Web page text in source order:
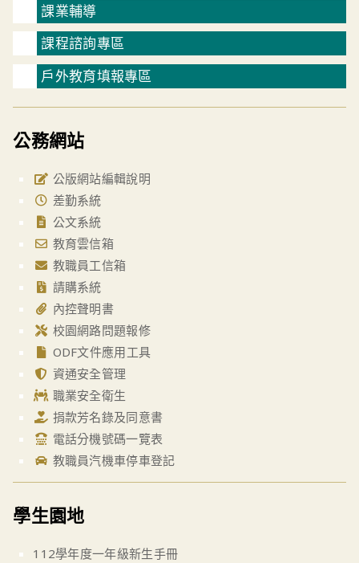
課業輔導
課程諮詢專區
戶外教育填報專區
公務網站
公版網站編輯說明
差勤系統
公文系統
教育雲信箱
教職員工信箱
請購系統
內控聲明書
校園網路問題報修
ODF文件應用工具
資通安全管理
職業安全衛生
捐款芳名錄及同意書
電話分機號碼一覽表
教職員汽機車停車登記
學生園地
112學年度一年級新生手冊